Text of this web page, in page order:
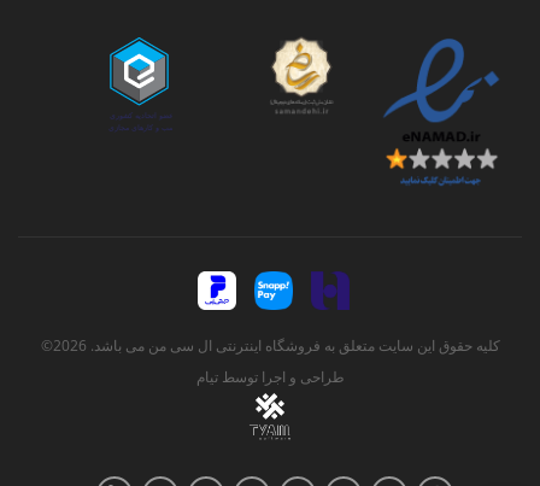
کلیه حقوق این سایت متعلق به فروشگاه اینترنتی ال سی من می باشد. 2026©
طراحی و اجرا توسطتیام